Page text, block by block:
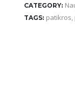
CATEGORY:
TAGS: patikros,